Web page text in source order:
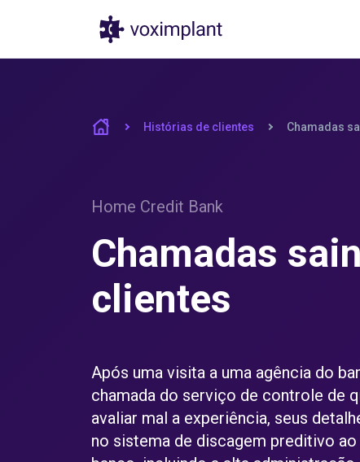
Histórias de clientes Chamadas
Home Credit Bank
Chamadas
clientes
Após uma visita a uma agência do
chamada do serviço de controle de
avaliar mal a experiência, seus
no sistema de discagem preditivo